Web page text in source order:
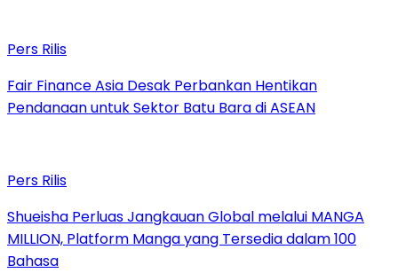
Pers Rilis
Fair Finance Asia Desak Perbankan Hentikan
Pendanaan untuk Sektor Batu Bara di ASEAN
Pers Rilis
Shueisha Perluas Jangkauan Global melalui MANGA
MILLION, Platform Manga yang Tersedia dalam 100
Bahasa